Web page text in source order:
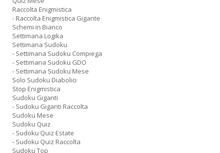
Raccolta Enigmistica
- Raccolta Enigmistica Gigante
Schemi in Bianco
Settimana Logika
Settimana Sudoku
- Settimana Sudoku Compiega
- Settimana Sudoku GDO
- Settimana Sudoku Mese
Solo Sudoku Diabolici
Stop Enigmistica
Sudoku Giganti
- Sudoku Giganti Raccolta
Sudoku Mese
Sudoku Quiz
- Sudoku Quiz Estate
- Sudoku Quiz Raccolta
Sudoku Top